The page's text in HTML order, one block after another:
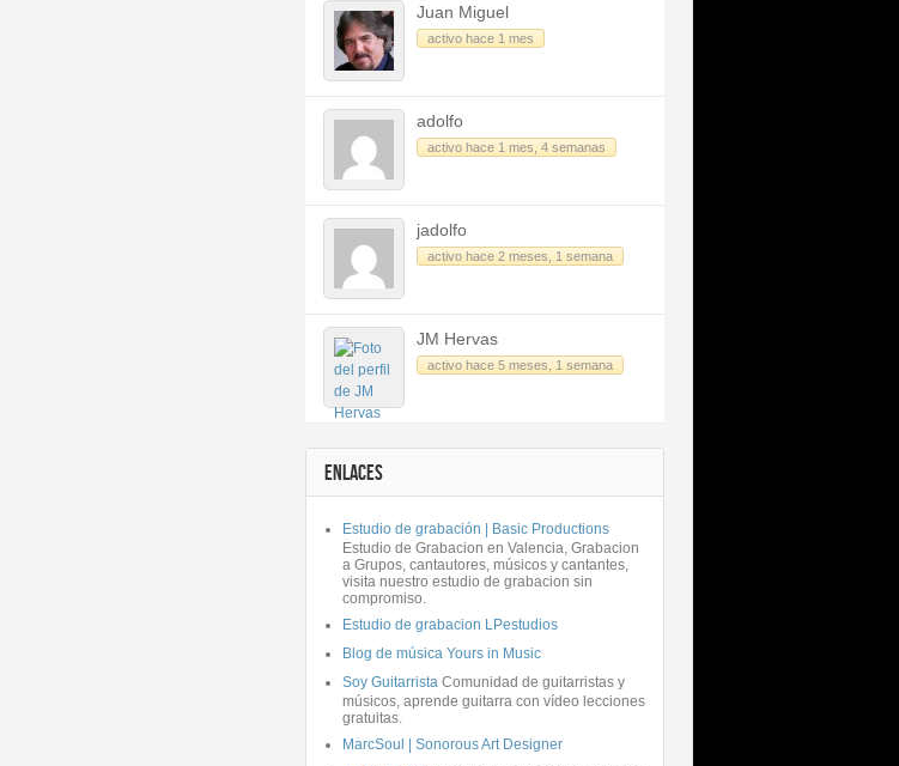
Juan Miguel
activo hace 1 mes
adolfo
activo hace 1 mes, 4 semanas
jadolfo
activo hace 2 meses, 1 semana
JM Hervas
activo hace 5 meses, 1 semana
ENLACES
Estudio de grabación | Basic Productions
Estudio de Grabacion en Valencia, Grabacion
a Grupos, cantautores, músicos y cantantes,
visita nuestro estudio de grabacion sin
compromiso.
Estudio de grabacion LPestudios
Blog de música Yours in Music
Soy Guitarrista Comunidad de guitarristas y
músicos, aprende guitarra con vídeo lecciones
gratuitas.
MarcSoul | Sonorous Art Designer